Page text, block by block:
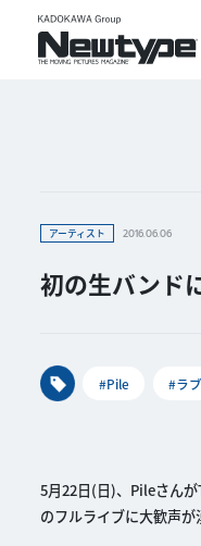
アーティスト 2016.06.06
初の生バンド
#Pile #ラ
5月22日(日)、Pileさん
のフルライブに大歓声が